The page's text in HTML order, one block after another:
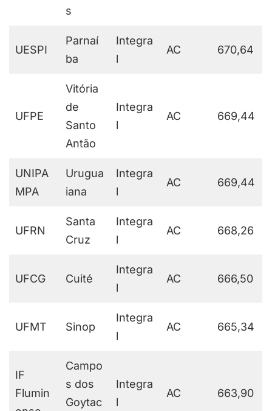
s
UESPI
Parnaí
ba
Integra
l
AC 670,64
UFPE
Vitória
de
Santo
Antão
Integra
l
AC 669,44
UNIPA
MPA
Urugua
iana
Integra
l
AC 669,44
UFRN
Santa
Cruz
Integra
l
AC 668,26
UFCG Cuité
Integra
l
AC 666,50
UFMT Sinop
Integra
l
AC 665,34
IF
Flumin
Campo
s dos
Goytac
Integra
l
AC 663,90